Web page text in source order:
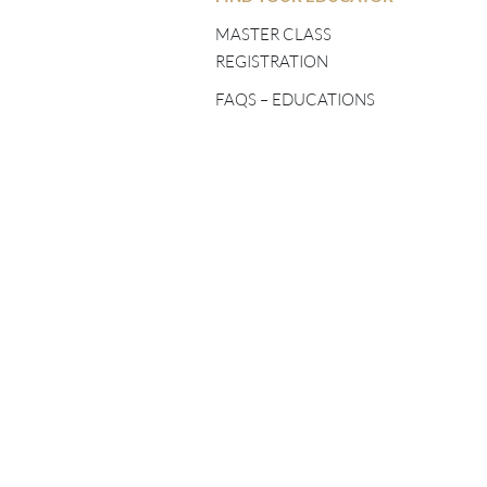
TEACHERSMASTER CLASS
REGISTRATION
FAQS – EDUCATIONS